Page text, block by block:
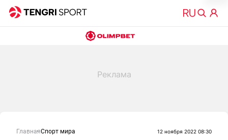
ГлавнаяСпорт мира 12 ноября 2022 08:30